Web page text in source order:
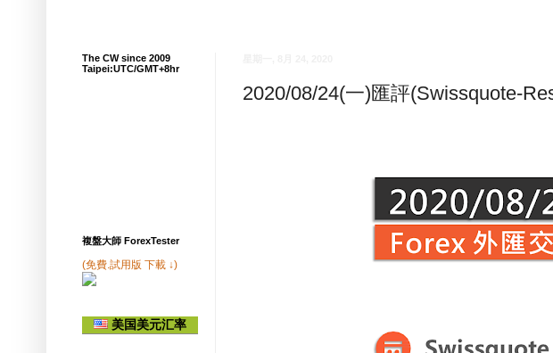
2020/08/24(一)匯評(Swissquote-
The CW since 2009
Taipei:UTC/GMT+8hr
複盤大師 ForexTester
(免費.試用版 下載 ↓)
美国美元汇率